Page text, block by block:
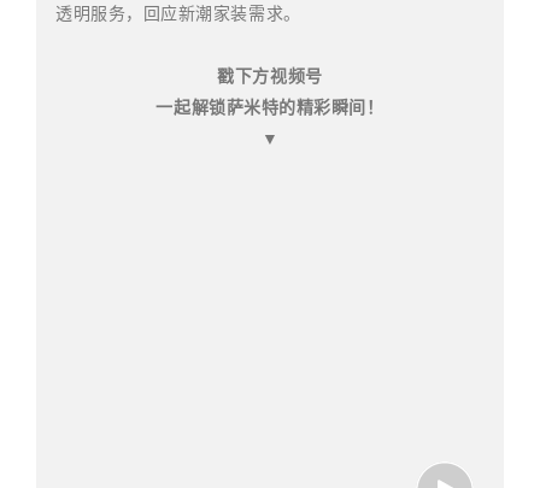
透明服务，回应新潮家装需求。
戳下方视频号
一起解锁萨米特的精彩瞬间！
▼